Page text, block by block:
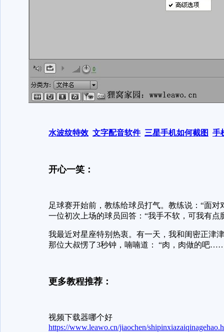
水波纹特效 文字配音软件 三星手机如何截图 手
开心一笑：
足球赛开始前，教练给球员打气。教练说：“面对
一位初次上场的球员回答：“我手不软，可我有点
我最近对星座特别热衷。有一天，我和闺密正
那位大叔愣了3秒钟，喃喃道： “肉，肉做的吧
更多教程推荐：
视频下载器哪个好
https://www.leawo.cn/jiaochen/